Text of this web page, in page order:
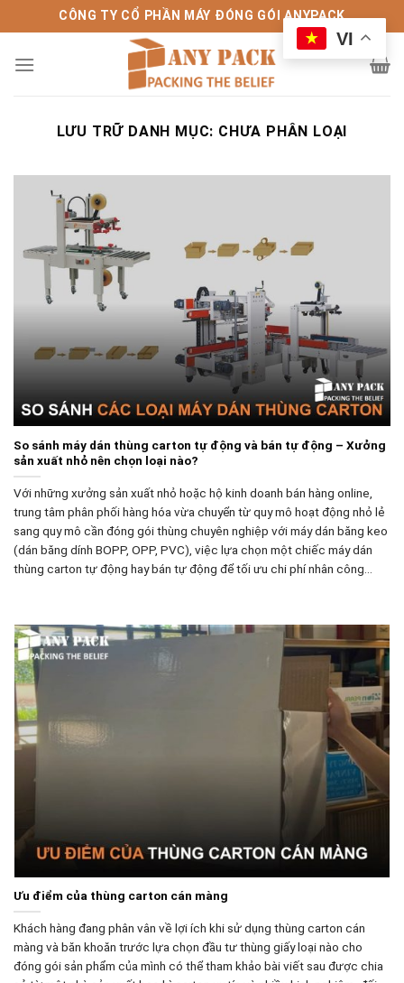
qua
nội
CÔNG TY CỔ PHẦN MÁY ĐÓNG GÓI ANYPACK
LƯU TRỮ DANH MỤC: CHƯA PHÂN LOẠI
So sánh máy dán thùng carton tự động và bán tự động – Xưởng
sản xuất nhỏ nên chọn loại nào?
Với những xưởng sản xuất nhỏ hoặc hộ kinh doanh bán hàng online,
trung tâm phân phối hàng hóa vừa chuyển từ quy mô hoạt động nhỏ lẻ
sang quy mô cần đóng gói thùng chuyên nghiệp với máy dán băng keo
(dán băng dính BOPP, OPP, PVC), việc lựa chọn một chiếc máy dán
thùng carton tự động hay bán tự động để tối ưu chi phí nhân công…
Ưu điểm của thùng carton cán màng
Khách hàng đang phân vân về lợi ích khi sử dụng thùng carton cán
màng và băn khoăn trước lựa chọn đầu tư thùng giấy loại nào cho
đóng gói sản phẩm của mình có thể tham khảo bài viết sau được chia
VI